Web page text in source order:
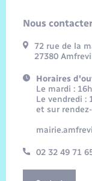
Nous
72 rue de la
27380
Horaires
Le mardi :
Le vendredi :
et sur
02 32 49 71